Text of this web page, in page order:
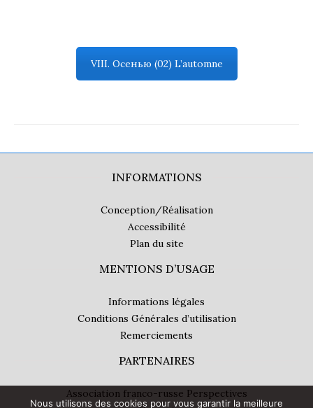
VIII. Осенью (02) L’automne
INFORMATIONS
Conception/Réalisation
Accessibilité
Plan du site
MENTIONS D’USAGE
Informations légales
Conditions Générales d’utilisation
Remerciements
PARTENAIRES
Association franco-russe Perspectives
Nous utilisons des cookies pour vous garantir la meilleure